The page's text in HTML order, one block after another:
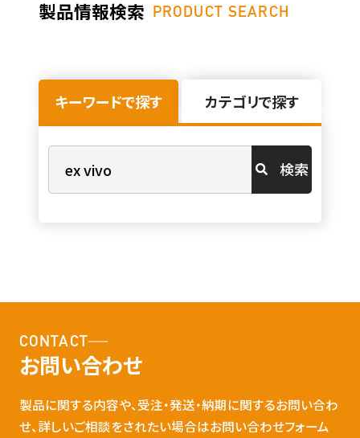
製品情報検索 PRODUCT SEARCH
キーワードで探す カテゴリで探す
検索
CONTACT
お問い合わせ
製品に関する内容や、受注・発送・納期に関するお問い合わ
せ、詳しいご相談をされたい場合はお問い合わせフォーム